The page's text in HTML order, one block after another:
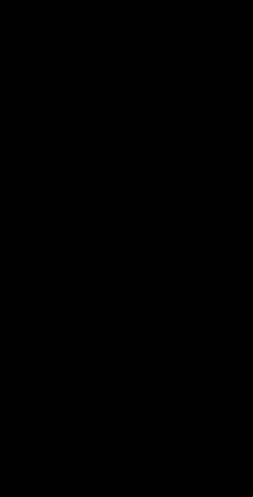
обработка, все сделали в срок.
на дом, все аккуратно
была приятно удивлена. Работа
вернусь за новыми заказами!